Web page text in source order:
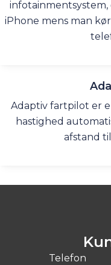
iPhone mens man
Adaptiv fartpilot er
hastighed
afstand
Telefon